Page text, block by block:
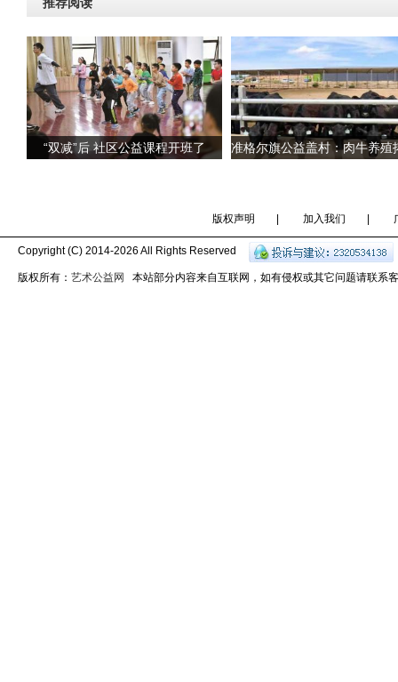
“双减”后 社区公益课程开班了
版权声明 加入我们
Copyright (C) 2014-2026 All Rights Reserved
版权所有： 艺术公益网 本站部分内容来自互联网，如有侵权或其它问题请联系